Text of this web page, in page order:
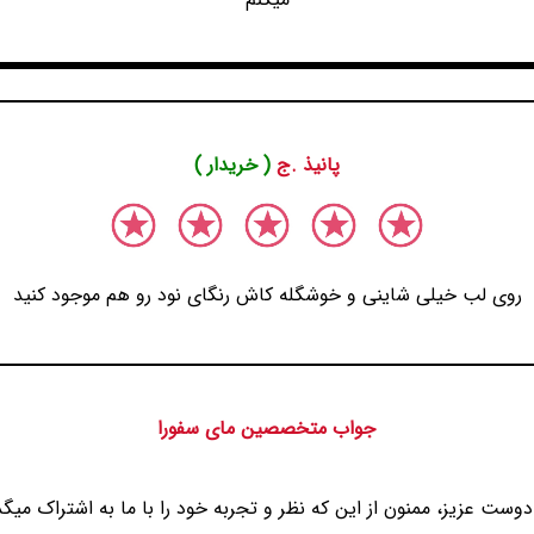
پانیذ .ج ( خریدار )
روی لب خیلی شاینی و خوشگله کاش رنگای نود رو هم موجود کنید
جواب متخصصین مای سفورا
عزیز، ممنون از این که نظر و تجربه خود را با ما به اشتراک